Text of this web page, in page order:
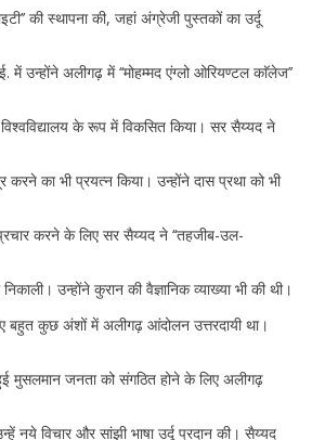
की स्थापना की, जहां अंग्रेजी पुस्तकों का उर्दू
में उन्होंने अलीगढ़ में ‘‘मोहम्मद एंग्लो ओरियण्टल काॅलेज’’
के रूप में विकसित किया। सर सैय्यद ने
करने का भी प्रयत्न किया। उन्होंने दास प्रथा को भी
करने के लिए सर सैय्यद ने ‘‘तहजीब-उल-
उन्होंने कुरान की वैज्ञानिक व्याख्या भी की थी।
बहुत कुछ अंशों में अलीगढ़ आंदोलन उत्तरदायी था।
मुसलमान जनता को संगठित होने के लिए अलीगढ़
नये विचार और सांझी भाषा उर्दू प्रदान की। सैय्यद